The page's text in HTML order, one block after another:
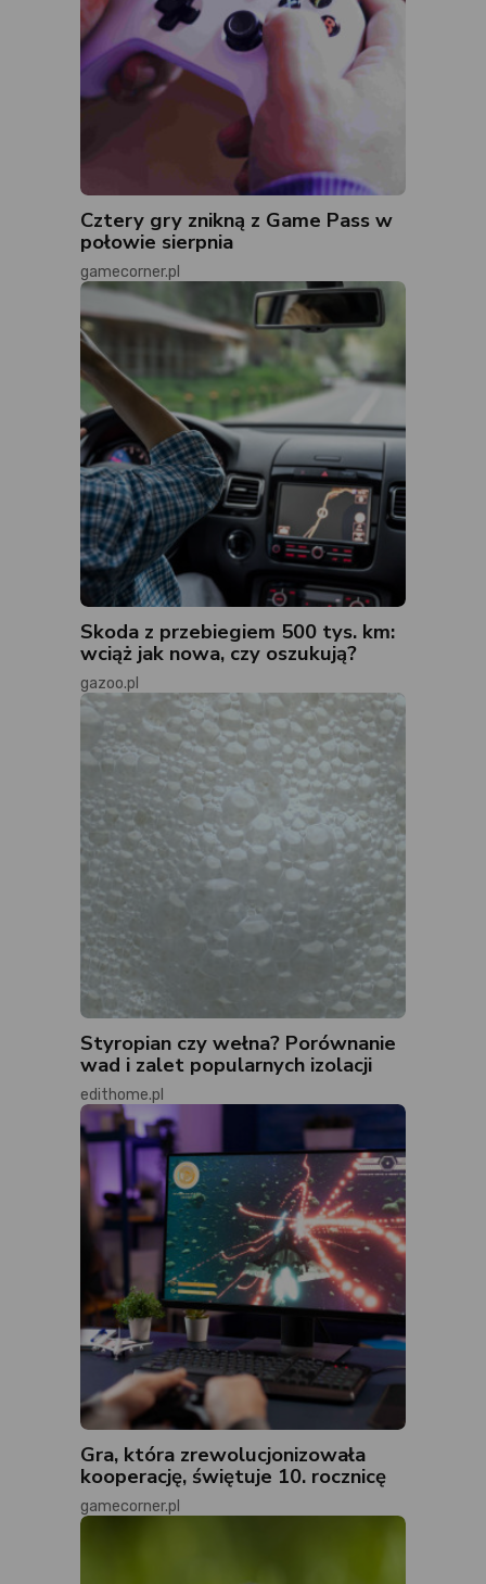
Cztery gry znikną z Game Pass w
połowie sierpnia
gamecorner.pl
Skoda z przebiegiem 500 tys. km:
wciąż jak nowa, czy oszukują?
gazoo.pl
Styropian czy wełna? Porównanie
wad i zalet popularnych izolacji
edithome.pl
Gra, która zrewolucjonizowała
kooperację, świętuje 10. rocznicę
gamecorner.pl